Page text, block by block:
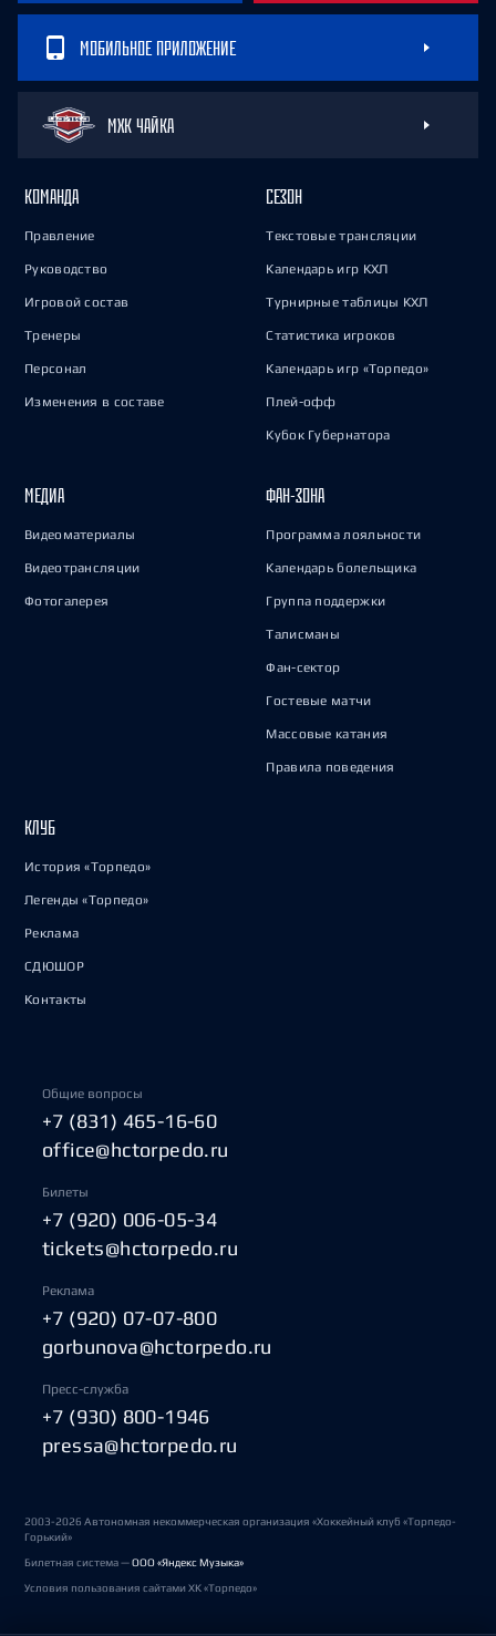
МОБИЛЬНОЕ ПРИЛОЖЕНИЕ
МХК ЧАЙКА
КОМАНДА
Правление
Руководство
Игровой состав
Тренеры
Персонал
Изменения в составе
СЕЗОН
Текстовые трансляции
Календарь игр КХЛ
Турнирные таблицы КХЛ
Статистика игроков
Календарь игр «Торпедо»
Плей-офф
Кубок Губернатора
МЕДИА
Видеоматериалы
Видеотрансляции
Фотогалерея
ФАН-ЗОНА
Программа лояльности
Календарь болельщика
Группа поддержки
Талисманы
Фан-сектор
Гостевые матчи
Массовые катания
Правила поведения
КЛУБ
История «Торпедо»
Легенды «Торпедо»
Реклама
СДЮШОР
Контакты
Общие вопросы
+7 (831) 465-16-60
office@hctorpedo.ru
Билеты
+7 (920) 006-05-34
tickets@hctorpedo.ru
Реклама
+7 (920) 07-07-800
gorbunova@hctorpedo.ru
Пресс-служба
+7 (930) 800-1946
pressa@hctorpedo.ru
2003-2026 Автономная некоммерческая организация «Хоккейный клуб «Торпедо-
Горький»
Билетная система —ООО «Яндекс Музыка»
Условия пользования сайтами ХК «Торпедо»